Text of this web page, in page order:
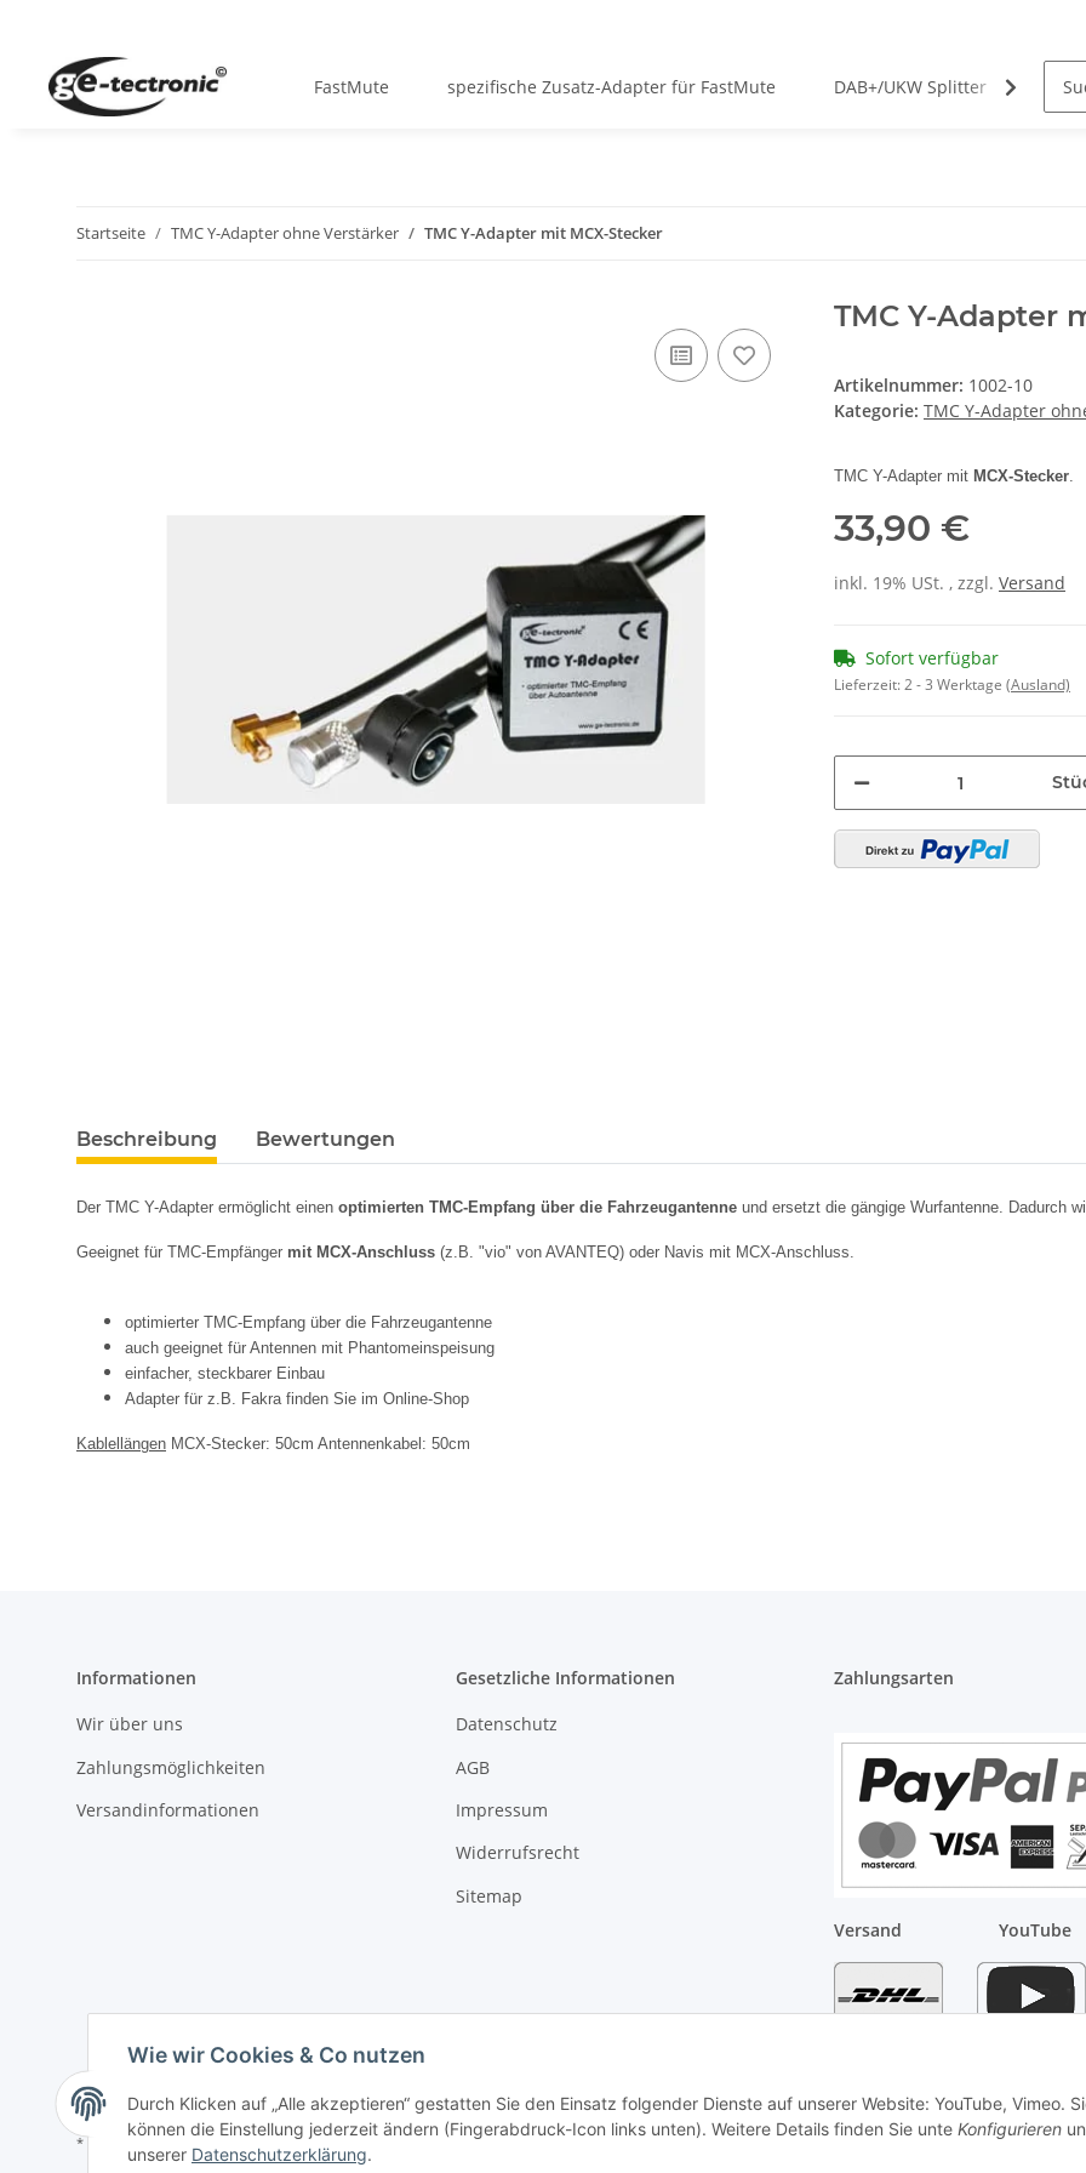
FastMute spezifische Zusatz-Adapter für FastMute DAB+/UKW Splitter
Startseite TMC Y-Adapter ohne Verstärker TMC Y-Adapter mit MCX-Stecker
TMC Y-Adapter
Artikelnummer: 1002-10
Kategorie: TMC Y-Adapter
TMC Y-Adapter mit MCX-Stecker.
33,90 €
inkl. 19% USt. , zzgl. Versand
Sofort verfügbar
Lieferzeit:2 - 3 Werktage (Ausland)
Beschreibung Bewertungen
Der TMC Y-Adapter ermöglicht einen optimierten TMC-Empfang über die Fahrzeugantenne und ersetzt die gängige Wurfantenne. Dadurch
Geeignet für TMC-Empfänger mit MCX-Anschluss (z.B. "vio" von AVANTEQ) oder Navis mit MCX-Anschluss.
optimierter TMC-Empfang über die Fahrzeugantenne
auch geeignet für Antennen mit Phantomeinspeisung
einfacher, steckbarer Einbau
Adapter für z.B. Fakra finden Sie im Online-Shop
Kablellängen MCX-Stecker: 50cm Antennenkabel: 50cm
Wie wir Cookies & Co nutzen
Durch Klicken auf „Alle akzeptieren“ gestatten Sie den Einsatz folgender Dienste auf unserer Website: YouTube, Vimeo.
können die Einstellung jederzeit ändern (Fingerabdruck-Icon links unten). Weitere Details finden Sie unte Konfigurieren
unserer Datenschutzerklärung.
Informationen
Wir über uns
Zahlungsmöglichkeiten
Versandinformationen
Gesetzliche Informationen
Datenschutz
AGB
Impressum
Widerrufsrecht
Sitemap
Zahlungsarten
Versand YouTube
* Alle Preise inkl. gesetzlicher USt., zzgl.